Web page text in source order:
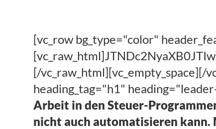
[vc_row bg_type="color"
[/vc_raw_html][vc_empty_space][/
heading_tag="h1"
Arbeit in den Steuer-
nicht auch automatisieren kann.